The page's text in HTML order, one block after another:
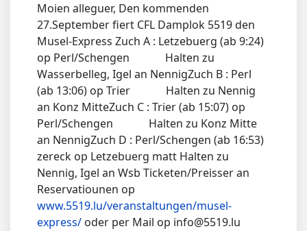
Moien alleguer, Den kommenden
27.September fiert CFL Damplok 5519 den
Musel-Express Zuch A : Letzebuerg (ab 9:24)
op Perl/Schengen Halten zu
Wasserbelleg, Igel an NennigZuch B : Perl
(ab 13:06) op Trier Halten zu Nennig
an Konz MitteZuch C : Trier (ab 15:07) op
Perl/Schengen Halten zu Konz Mitte
an NennigZuch D : Perl/Schengen (ab 16:53)
zereck op Letzebuerg matt Halten zu
Nennig, Igel an Wsb Ticketen/Preisser an
Reservatiounen op
www.5519.lu/veranstaltungen/musel-
express/ oder per Mail op info@5519.lu